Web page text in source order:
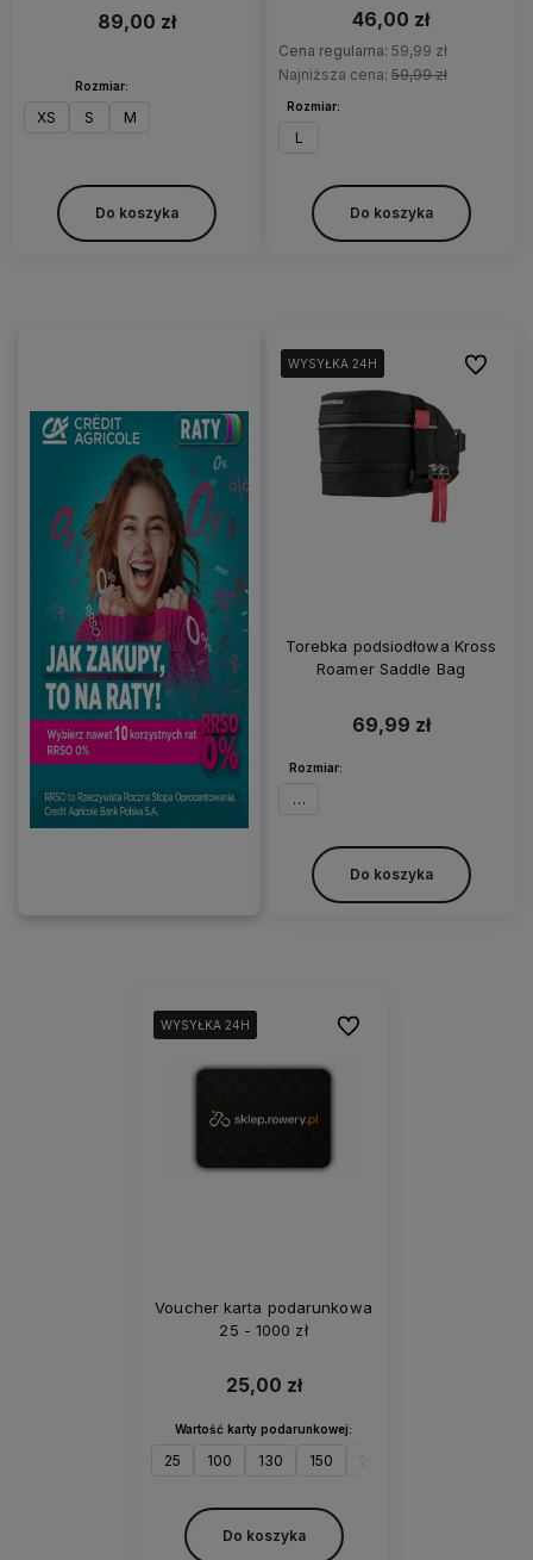
89,00 zł
Rozmiar:
XS S M
Do koszyka
46,00 zł
Cena regularna: 59,99 zł
Najniższa cena: 59,99 zł
Rozmiar:
L
Do koszyka
WYSYŁKA 24H
WYSYŁKA 24H
WYSYŁKA 24H
WYSYŁKA 24H
Torebka podsiodłowa Kross
Roamer Saddle Bag
69,99 zł
Rozmiar:
XL
Do koszyka
Do
WYSYŁKA 24H
WYSYŁKA 24H
WYSYŁKA 24H
Voucher karta podarunkowa
25 - 1000 zł
25,00 zł
Wartość karty podarunkowej:
25 100 130 150
Do koszyka
Do ulubionych